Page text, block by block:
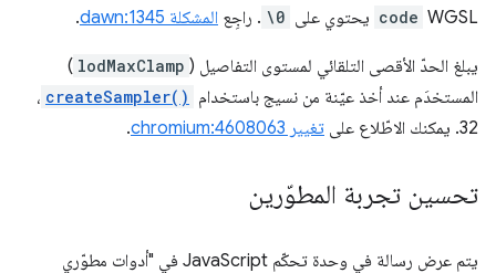
WGSL
code يحتوي على \0 . راجِع المشكلة dawn:1345 .
يبلغ الحدّ الأقصى التلقائي لمستوى التفاصيل ( lodMaxClamp
)
المستخدَم عند أخذ عيّنة من نسيج باستخدام createSampler() ،
32. يمكنك الاطّلاع على
تغيير chromium:4608063 .
تحسين تجربة المطوّرين
يتم عرض رسالة في وحدة تحكّم JavaScript في "أدوات مطوّري